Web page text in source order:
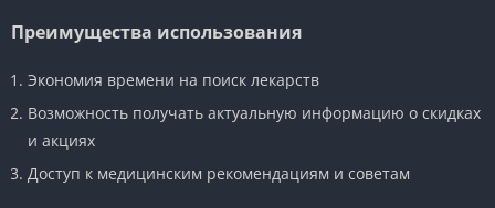
Преимущества использования
Экономия времени на поиск лекарств
Возможность получать актуальную информацию о скидках
и акциях
Доступ к медицинским рекомендациям и советам